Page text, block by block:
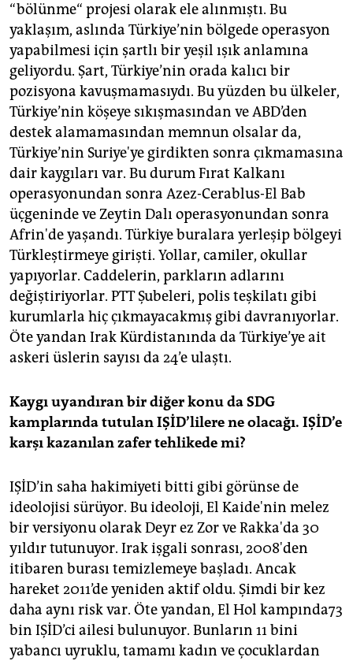
“bölünme“ projesi olarak ele alınmıştı. Bu
yaklaşım, aslında Türkiye’nin bölgede operasyon
yapabilmesi için şartlı bir yeşil ışık anlamına
geliyordu. Şart, Türkiye’nin orada kalıcı bir
pozisyona kavuşmamasıydı. Bu yüzden bu ülkeler,
Türkiye’nin köşeye sıkışmasından ve ABD’den
destek alamamasından memnun olsalar da,
Türkiye’nin Suriye'ye girdikten sonra çıkmamasına
dair kaygıları var. Bu durum Fırat Kalkanı
operasyonundan sonra Azez-Cerablus-El Bab
üçgeninde ve Zeytin Dalı operasyonundan sonra
Afrin'de yaşandı. Türkiye buralara yerleşip bölgeyi
Türkleştirmeye girişti. Yollar, camiler, okullar
yapıyorlar. Caddelerin, parkların adlarını
değiştiriyorlar. PTT Şubeleri, polis teşkilatı gibi
kurumlarla hiç çıkmayacakmış gibi davranıyorlar.
Öte yandan Irak Kürdistanında da Türkiye’ye ait
askeri üslerin sayısı da 24’e ulaştı.
Kaygı uyandıran bir diğer konu da SDG
kamplarında tutulan IŞİD’lilere ne olacağı. IŞİD’e
karşı kazanılan zafer tehlikede mi?
IŞİD’in saha hakimiyeti bitti gibi görünse de
ideolojisi sürüyor. Bu ideoloji, El Kaide'nin melez
bir versiyonu olarak Deyr ez Zor ve Rakka'da 30
yıldır tutunuyor. Irak işgali sonrası, 2008'den
itibaren burası temizlemeye başladı. Ancak
hareket 2011’de yeniden aktif oldu. Şimdi bir kez
daha aynı risk var. Öte yandan, El Hol kampında73
bin IŞİD’ci ailesi bulunuyor. Bunların 11 bini
yabancı uyruklu, tamamı kadın ve çocuklardan